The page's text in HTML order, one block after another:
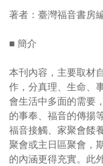
著者：臺灣福音書房
■ 簡介
本刊內容，主要取材
作，分真理、生命、
會生活中多面的需要
的事奉、福音的傳揚
福音接觸、家聚會餧
聚會或主日區聚會，
的內涵更得充實。此